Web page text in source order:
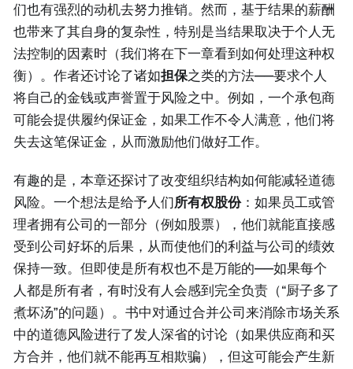
们也有强烈的动机去努力推销。然而，基于结果的薪酬
也带来了其自身的复杂性，特别是当结果取决于个人无
法控制的因素时（我们将在下一章看到如何处理这种权
衡）。作者还讨论了诸如担保之类的方法——要求个人
将自己的金钱或声誉置于风险之中。例如，一个承包商
可能会提供履约保证金，如果工作不令人满意，他们将
失去这笔保证金，从而激励他们做好工作。
有趣的是，本章还探讨了改变组织结构如何能减轻道德
风险。一个想法是给予人们所有权股份：如果员工或管
理者拥有公司的一部分（例如股票），他们就能直接感
受到公司好坏的后果，从而使他们的利益与公司的绩效
保持一致。但即使是所有权也不是万能的——如果每个
人都是所有者，有时没有人会感到完全负责（“厨子多了
煮坏汤”的问题）。书中对通过合并公司来消除市场关系
中的道德风险进行了发人深省的讨论（如果供应商和买
方合并，他们就不能再互相欺骗），但这可能会产生新